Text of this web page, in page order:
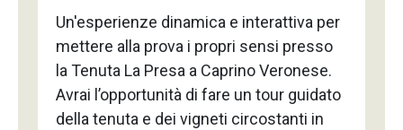
del sommelier esperto, sarai condotto
passo dopo passo alla scoperta di
un'armonia di sapori perfetta.
Un'esperienze dinamica e interattiva per
mettere alla prova i propri sensi presso
la Tenuta La Presa a Caprino Veronese.
Avrai l’opportunità di fare un tour guidato
della tenuta e dei vigneti circostanti in